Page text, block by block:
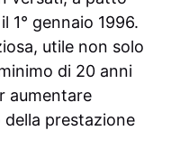
1° gennaio 1996.
utile non solo
di 20 anni
aumentare
prestazione